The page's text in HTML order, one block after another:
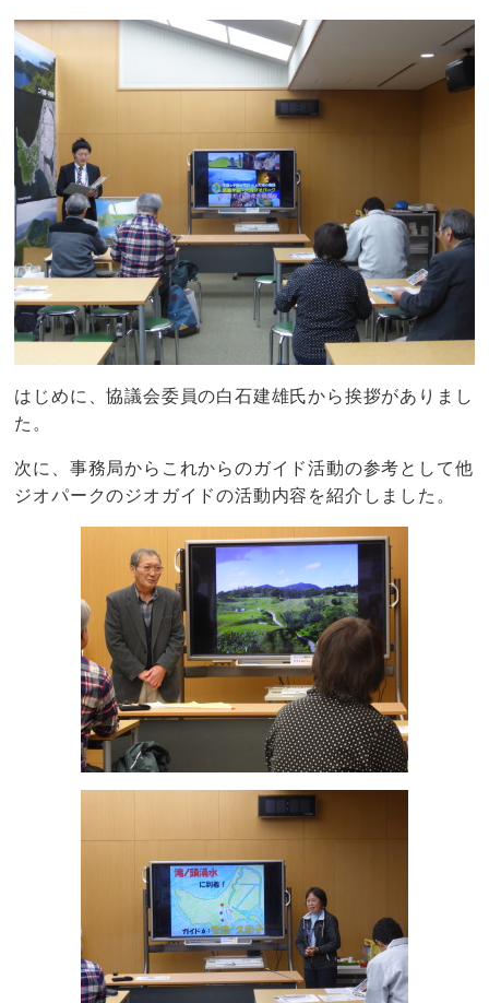
はじめに、協議会委員の白石建雄氏から挨拶がありまし
た。
次に、事務局からこれからのガイド活動の参考として他
ジオパークのジオガイドの活動内容を紹介しました。